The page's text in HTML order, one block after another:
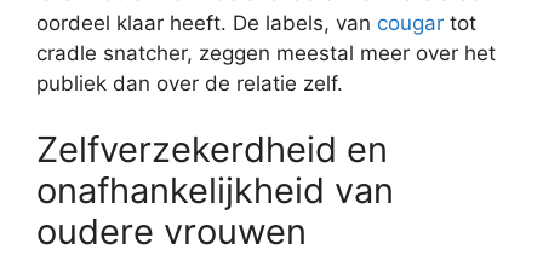
oordeel klaar heeft. De labels, van cougar tot
cradle snatcher, zeggen meestal meer over het
publiek dan over de relatie zelf.
Zelfverzekerdheid en
onafhankelijkheid van
oudere vrouwen